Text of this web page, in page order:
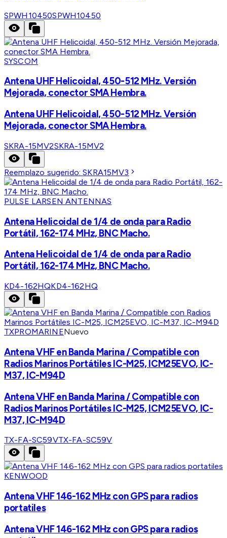
SPWH10450SPWH10450
SYSCOM
Antena UHF Helicoidal, 450-512 MHz. Versión
Mejorada, conector SMA Hembra.
Antena UHF Helicoidal, 450-512 MHz. Versión
Mejorada, conector SMA Hembra.
SKRA-15MV2SKRA-15MV2
Reemplazo sugerido:SKRA15MV3
PULSE LARSEN ANTENNAS
Antena Helicoidal de 1/4 de onda para Radio
Portátil, 162-174 MHz, BNC Macho.
Antena Helicoidal de 1/4 de onda para Radio
Portátil, 162-174 MHz, BNC Macho.
KD4-162HQKD4-162HQ
TXPROMARINENuevo
Antena VHF en Banda Marina / Compatible con
Radios Marinos Portátiles IC-M25, ICM25EVO, IC-
M37, IC-M94D
Antena VHF en Banda Marina / Compatible con
Radios Marinos Portátiles IC-M25, ICM25EVO, IC-
M37, IC-M94D
TX-FA-SC59VTX-FA-SC59V
KENWOOD
Antena VHF 146-162 MHz con GPS para radios
portatiles
Antena VHF 146-162 MHz con GPS para radios